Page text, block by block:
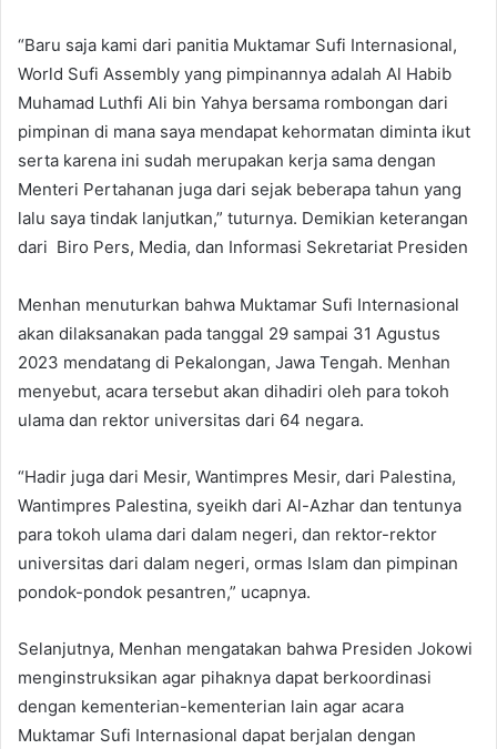
“Baru saja kami dari panitia Muktamar Sufi Internasional,
World Sufi Assembly yang pimpinannya adalah Al Habib
Muhamad Luthfi Ali bin Yahya bersama rombongan dari
pimpinan di mana saya mendapat kehormatan diminta ikut
serta karena ini sudah merupakan kerja sama dengan
Menteri Pertahanan juga dari sejak beberapa tahun yang
lalu saya tindak lanjutkan,” tuturnya. Demikian keterangan
dari Biro Pers, Media, dan Informasi Sekretariat Presiden
Menhan menuturkan bahwa Muktamar Sufi Internasional
akan dilaksanakan pada tanggal 29 sampai 31 Agustus
2023 mendatang di Pekalongan, Jawa Tengah. Menhan
menyebut, acara tersebut akan dihadiri oleh para tokoh
ulama dan rektor universitas dari 64 negara.
“Hadir juga dari Mesir, Wantimpres Mesir, dari Palestina,
Wantimpres Palestina, syeikh dari Al-Azhar dan tentunya
para tokoh ulama dari dalam negeri, dan rektor-rektor
universitas dari dalam negeri, ormas Islam dan pimpinan
pondok-pondok pesantren,” ucapnya.
Selanjutnya, Menhan mengatakan bahwa Presiden Jokowi
menginstruksikan agar pihaknya dapat berkoordinasi
dengan kementerian-kementerian lain agar acara
Muktamar Sufi Internasional dapat berjalan dengan